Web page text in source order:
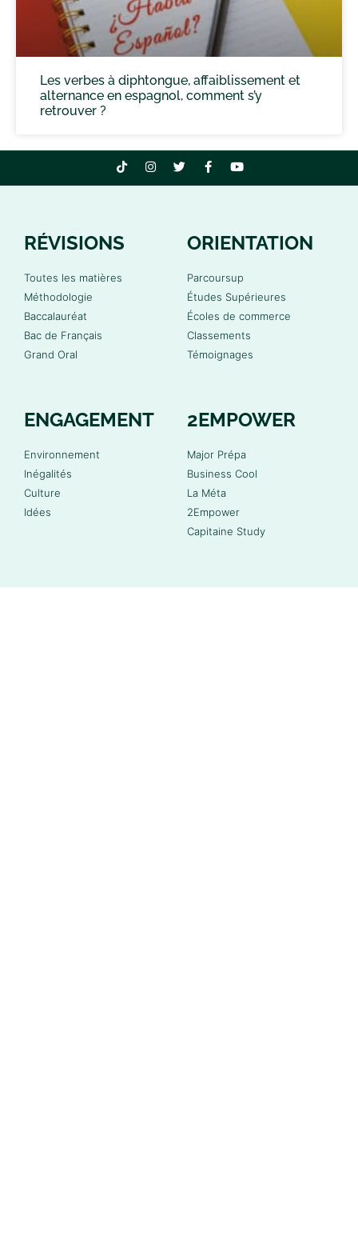
Les verbes à diphtongue, affaiblissement et
alternance en espagnol, comment s’y
retrouver ?
RÉVISIONS
Toutes les matières
Méthodologie
Baccalauréat
Bac de Français
Grand Oral
ORIENTATION
Parcoursup
Études Supérieures
Écoles de commerce
Classements
Témoignages
ENGAGEMENT
Environnement
Inégalités
Culture
Idées
2EMPOWER
Major Prépa
Business Cool
La Méta
2Empower
Capitaine Study